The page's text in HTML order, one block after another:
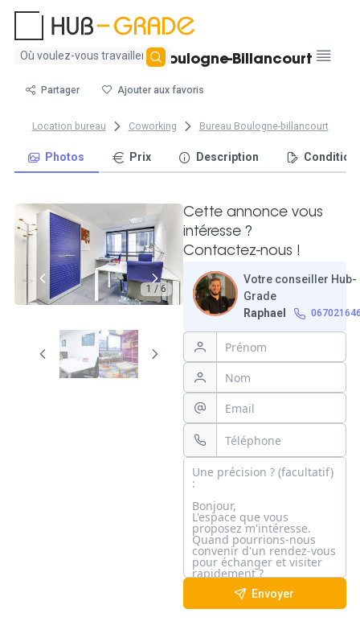
Aucun
trouvé
Bureau 17m² à Boulogne-Billancourt
Partager Ajouter aux favoris
Location bureau Coworking Bureau Boulogne-billancourt
Photos Prix Description
1 / 6
Cette annonce vous
intéresse ?
Contactez-nous !
Votre conseiller Hub-
Grade
Raphael
Envoyer